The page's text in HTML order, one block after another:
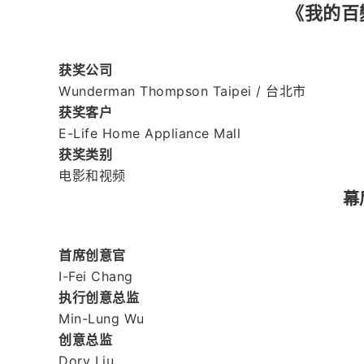
《我的
获奖公司
Wunderman Thompson Taipei / 台北市
获奖客户
E-Life Home Appliance Mall
获奖类别
电影和视频
幕
首席创意官
I-Fei Chang
执行创意总监
Min-Lung Wu
创意总监
Dory Liu